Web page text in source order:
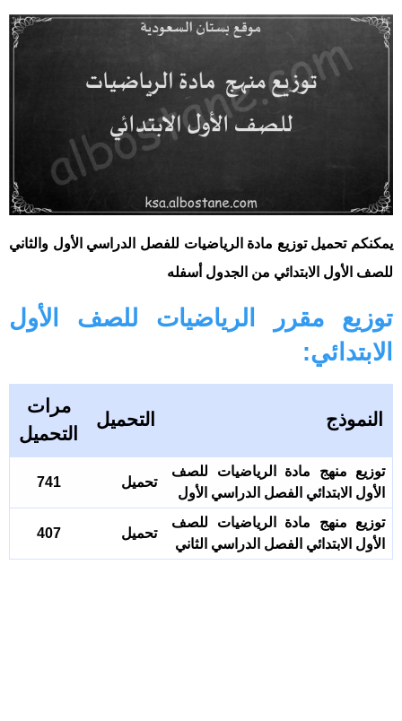
يمكنكم تحميل توزيع مادة الرياضيات للفصل الدراسي الأول والثاني
للصف الأول الابتدائي من الجدول أسفله
توزيع مقرر الرياضيات للصف الأول
الابتدائي:
النموذج التحميل
مرات
التحميل
توزيع منهج مادة الرياضيات للصف
الأول الابتدائي الفصل الدراسي الأول
تحميل 741
توزيع منهج مادة الرياضيات للصف
الأول الابتدائي الفصل الدراسي الثاني
تحميل 407